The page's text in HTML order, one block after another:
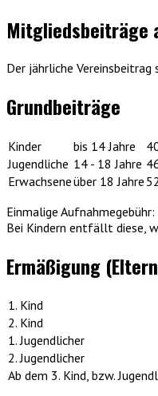
Mitgliedsbeiträge
Der jährliche
Grundbeiträge
Kinder bis 14 Jahre
Jugendliche 14 - 18 Jahre
Erwachseneüber 18 Jahre
Einmalige
Bei Kindern entfällt diese,
Ermäßigung
1. Kind
2. Kind
1. Jugendlicher
2. Jugendlicher
Ab dem 3. Kind, bzw.